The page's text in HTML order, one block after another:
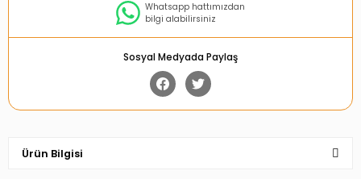
Whatsapp hattımızdan
bilgi alabilirsiniz
Sosyal Medyada Paylaş
Ürün Bilgisi